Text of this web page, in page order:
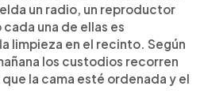
un radio, un reproductor
cada una de ellas es
limpieza en el recinto. Según
los custodios recorren
la cama esté ordenada y el